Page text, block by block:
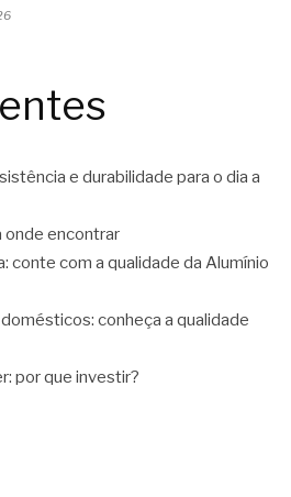
e durabilidade para o dia a
onde encontrar
conte com a qualidade da Alumínio
conheça a qualidade
por que investir?